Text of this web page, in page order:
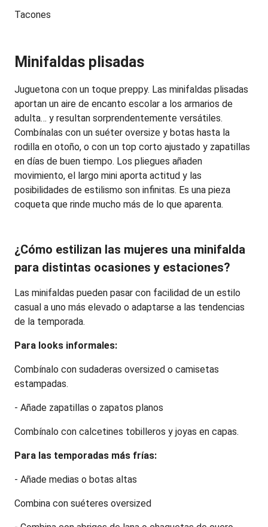
Tacones
Minifaldas plisadas
Juguetona con un toque preppy. Las minifaldas plisadas
aportan un aire de encanto escolar a los armarios de
adulta… y resultan sorprendentemente versátiles.
Combínalas con un suéter oversize y botas hasta la
rodilla en otoño, o con un top corto ajustado y zapatillas
en días de buen tiempo. Los pliegues añaden
movimiento, el largo mini aporta actitud y las
posibilidades de estilismo son infinitas. Es una pieza
coqueta que rinde mucho más de lo que aparenta.
¿Cómo estilizan las mujeres una minifalda
para distintas ocasiones y estaciones?
Las minifaldas pueden pasar con facilidad de un estilo
casual a uno más elevado o adaptarse a las tendencias
de la temporada.
Para looks informales:
Combínalo con sudaderas oversized o camisetas
estampadas.
- Añade zapatillas o zapatos planos
Combínalo con calcetines tobilleros y joyas en capas.
Para las temporadas más frías:
- Añade medias o botas altas
Combina con suéteres oversized